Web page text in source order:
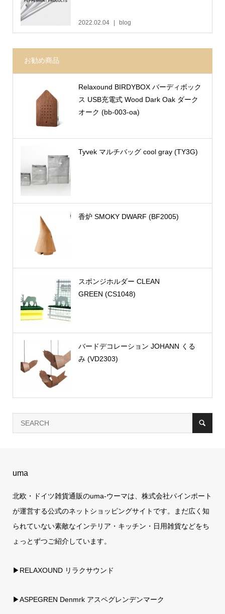
2022.02.04 blog
お勧め商品
Relaxound BIRDYBOX バーディボック
ス USB充電式 Wood Dark Oak ダーク
オーク (bb-003-oa)
Tyvek マルチバッグ cool gray (TY3G)
香炉 SMOKY DWARF (BF2005)
スポンジホルダー CLEAN
GREEN (CS1048)
バードデコレーション JOHANN くる
み (VD2303)
uma
北欧・ドイツ雑貨通販のuma-ウーマは、株式会社パインポート
が運営する公式のネットショッピングサイトです。まだ広く知
られていない素敵なインテリア・キッチン・日用雑貨などをち
ょっとずつご紹介しています。
▶RELAXOUND リラクサウンド
▶ASPEGREN Denmrk アスペグレンデンマーク